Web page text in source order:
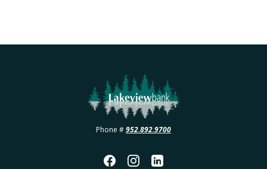
Lakeview Bank
Phone #952.892.9700